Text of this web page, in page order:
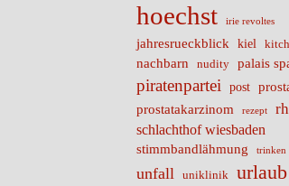
hoechst irie revoltes
jahresrueckblick kiel
nachbarn nudity palais
piratenpartei post
prostatakarzinom
rezept
schlachthof wiesbaden
stimmbandlähmung trinken
unfall uniklinik urlaub